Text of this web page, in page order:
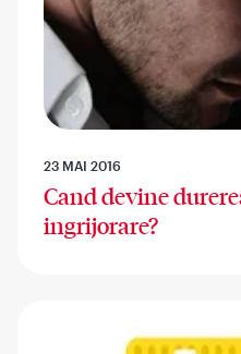
23 MAI 2016
Cand devine
ingrijorare?